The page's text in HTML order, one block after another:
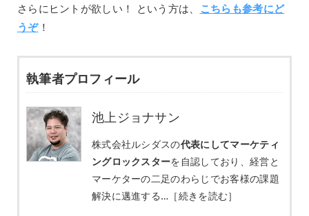
さらにヒントが欲しい！ という方は、 こちらも参考にど
うぞ！
執筆者プロフィール
池上ジョナサン
株式会社ルシダスの代表にしてマーケティ
ングロックスターを自認しており、経営と
マーケターの二足のわらじでお客様の課題
解決に邁進する… ［続きを読む］